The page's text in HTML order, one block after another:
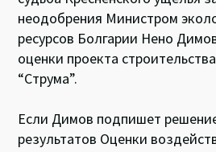
неодобрения Министром
ресурсов Болгарии Нено
оценки проекта
“Струма”.
Если Димов подпишет
результатов Оценки